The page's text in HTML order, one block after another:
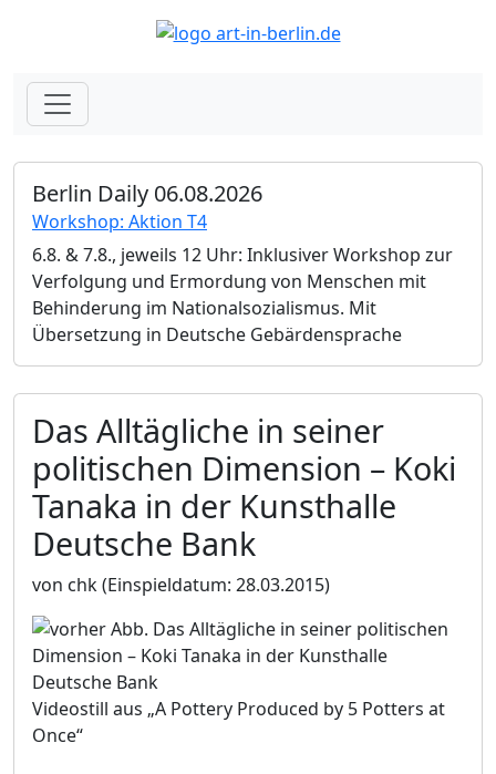
Berlin Daily 06.08.2026
Workshop: Aktion T4
6.8. & 7.8., jeweils 12 Uhr: Inklusiver Workshop zur
Verfolgung und Ermordung von Menschen mit
Behinderung im Nationalsozialismus. Mit
Übersetzung in Deutsche Gebärdensprache
Das Alltägliche in seiner
politischen Dimension – Koki
Tanaka in der Kunsthalle
Deutsche Bank
von chk(Einspieldatum: 28.03.2015)
Videostill aus „A Pottery Produced by 5 Potters at
Once“